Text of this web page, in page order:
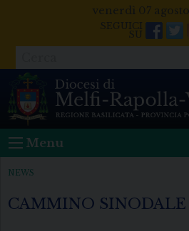
venerdì 07
Menu
NEWS
CAMMINO